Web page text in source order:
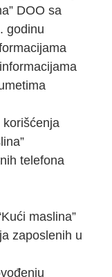
DOO sa
godinu
korišćenja
telefona
maslina”
zaposlenih u